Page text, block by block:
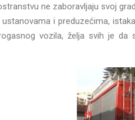
ne zaboravljaju svoj
i preduzećima,
vozila, želja svih je